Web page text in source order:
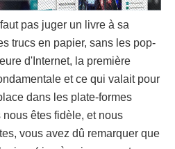
pas juger un livre à sa
trucs en papier, sans les pop-
d'Internet, la première
et ce qui valait pour
dans les plate-formes
êtes fidèle, et nous
vous avez dû remarquer que